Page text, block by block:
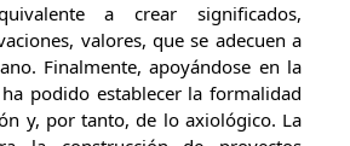
a crear significados,
valores, que se adecuen a
Finalmente, apoyándose en la
podido establecer la formalidad
y, por tanto, de lo axiológico. La